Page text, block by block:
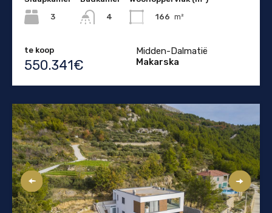
3
4
166 m²
te koop
550.341€
Midden-Dalmatië
Makarska